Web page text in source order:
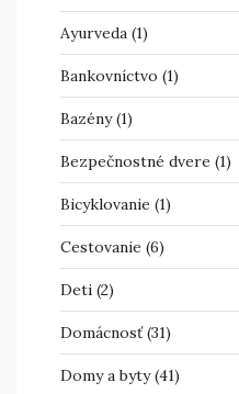
Ayurveda (1)
Bankovníctvo (1)
Bazény(1)
Bezpečnostné dvere (1)
Bicyklovanie (1)
Cestovanie (6)
Deti (2)
Domácnosť(31)
Domy a byty(41)